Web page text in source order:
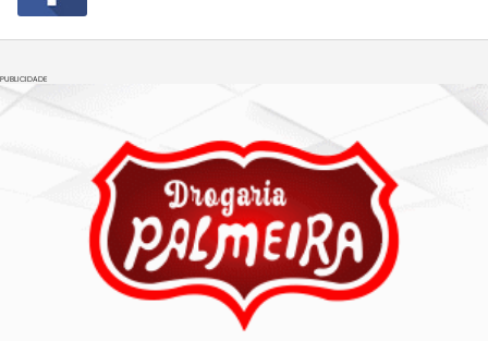
PUBLICIDADE